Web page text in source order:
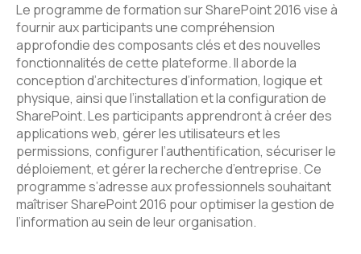
Le programme de formation sur SharePoint 2016 vise à
fournir aux participants une compréhension
approfondie des composants clés et des nouvelles
fonctionnalités de cette plateforme. Il aborde la
conception d’architectures d’information, logique et
physique, ainsi que l’installation et la configuration de
SharePoint. Les participants apprendront à créer des
applications web, gérer les utilisateurs et les
permissions, configurer l’authentification, sécuriser le
déploiement, et gérer la recherche d’entreprise. Ce
programme s’adresse aux professionnels souhaitant
maîtriser SharePoint 2016 pour optimiser la gestion de
l’information au sein de leur organisation.